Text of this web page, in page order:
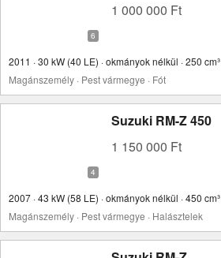
1 000 000 Ft
2011 · 30 kW (40 LE) · okmányok nélkül · 250 cm³
Magánszemély · Pest vármegye · Fót
Suzuki RM-Z 450
1 150 000 Ft
2007 · 43 kW (58 LE) · okmányok nélkül · 450 cm³
Magánszemély · Pest vármegye · Halásztelek